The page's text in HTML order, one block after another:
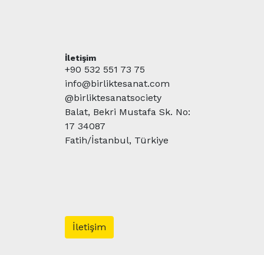
İletişim
+90 532 551 73 75
info@birliktesanat.com
@birliktesanatsociety
Balat, Bekri Mustafa Sk. No:
17 34087
Fatih/İstanbul, Türkiye
İletişim